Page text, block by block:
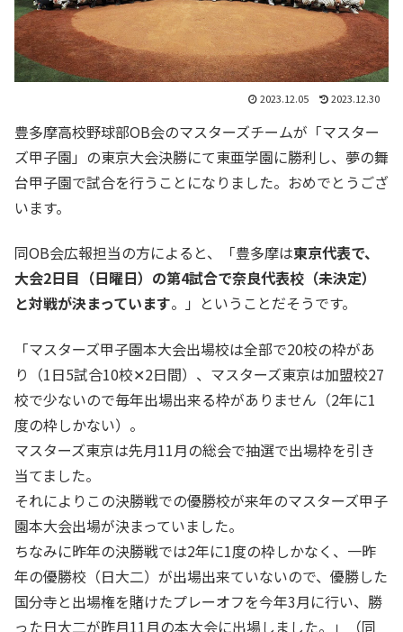
2023.12.05 2023.12.30
豊多摩高校野球部OB会のマスターズチームが「マスター
ズ甲子園」の東京大会決勝にて東亜学園に勝利し、夢の舞
台甲子園で試合を行うことになりました。おめでとうござ
います。
同OB会広報担当の方によると、「豊多摩は東京代表で、
大会2日目（日曜日）の第4試合で奈良代表校（未決定）
と対戦が決まっています。」ということだそうです。
「マスターズ甲子園本大会出場校は全部で20校の枠があ
り（1日5試合10校✕2日間）、マスターズ東京は加盟校27
校で少ないので毎年出場出来る枠がありません（2年に1
度の枠しかない）。
マスターズ東京は先月11月の総会で抽選で出場枠を引き
当てました。
それによりこの決勝戦での優勝校が来年のマスターズ甲子
園本大会出場が決まっていました。
ちなみに昨年の決勝戦では2年に1度の枠しかなく、一昨
年の優勝校（日大二）が出場出来ていないので、優勝した
国分寺と出場権を賭けたプレーオフを今年3月に行い、勝
った日大二が昨月11月の本大会に出場しました。」（同